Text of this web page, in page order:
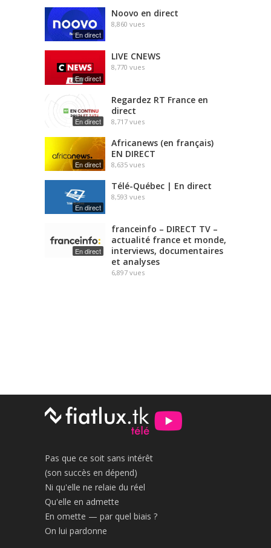
En direct
Noovo en direct
8,860 vues
En direct
LIVE CNEWS
8,770 vues
En direct
Regardez RT France en
direct
8,717 vues
En direct
Africanews (en français)
EN DIRECT
8,635 vues
En direct
Télé-Québec | En direct
8,593 vues
En direct
franceinfo – DIRECT TV –
actualité france et monde,
interviews, documentaires
et analyses
6,897 vues
Pas que ce soit sans intérêt
(son succès en dépend)
Ni qu'elle ne relaie du réel
Qu'elle en admette
En omette — par quel biais ?
On lui pardonne